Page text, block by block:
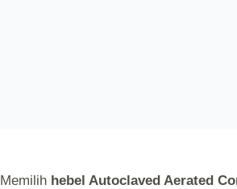
Memilih hebel Autoclaved Aerated